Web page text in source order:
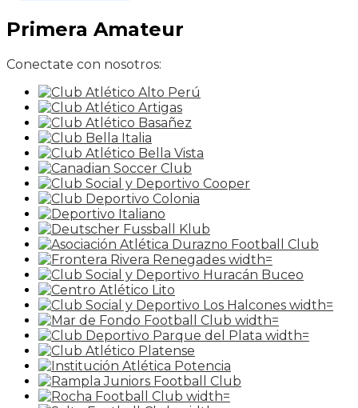
Primera Amateur
Conectate con nosotros: